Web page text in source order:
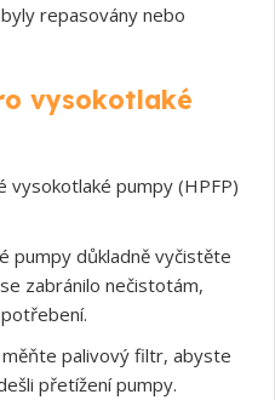
repasovány nebo
vysokotlaké
vysokotlaké pumpy (HPFP)
pumpy důkladně vyčistěte
zabránilo nečistotám,
měňte palivový filtr, abyste
přetížení pumpy.